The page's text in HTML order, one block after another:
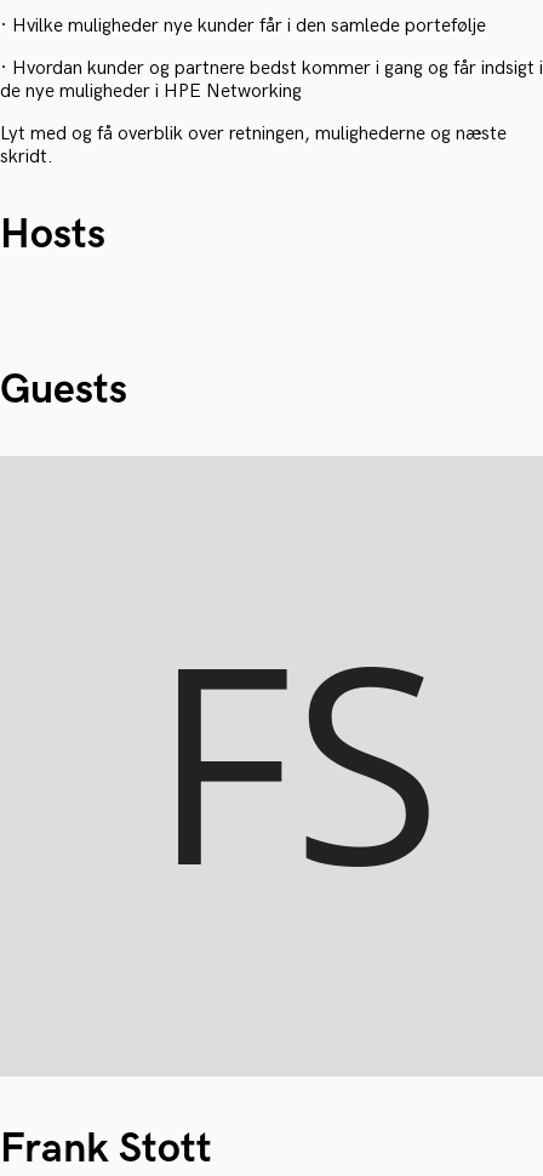
· Hvilke muligheder nye kunder får i den samlede portefølje
· Hvordan kunder og partnere bedst kommer i gang og får indsigt i
de nye muligheder i HPE Networking
Lyt med og få overblik over retningen, mulighederne og næste
skridt.
Hosts
Guests
Frank Stott